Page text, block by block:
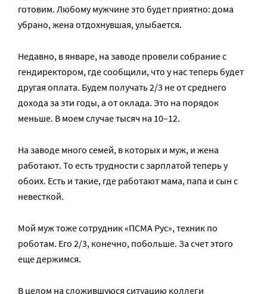
готовим. Любому мужчине это будет приятно: дома
убрано, жена отдохнувшая, улыбается.
Недавно, в январе, на заводе провели собрание с
гендиректором, где сообщили, что у нас теперь будет
другая оплата. Будем получать 2/3 не от среднего
дохода за эти годы, а от оклада. Это на порядок
меньше. В моем случае тысяч на 10–12.
На заводе много семей, в которых и муж, и жена
работают. То есть трудности с зарплатой теперь у
обоих. Есть и такие, где работают мама, папа и сын с
невесткой.
Мой муж тоже сотрудник «ПСМА Рус», техник по
роботам. Его 2/3, конечно, побольше. За счет этого
еще держимся.
В целом на сложившуюся ситуацию коллеги